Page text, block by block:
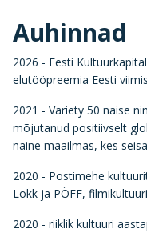
Auhinnad
2026 - Eesti
elutööpreemia Eesti
2021 - Variety 50 naise
mõjutanud positiivselt
naine maailmas, kes
2020 - Postimehe
Lokk ja PÖFF,
2020 - riiklik kultuuri